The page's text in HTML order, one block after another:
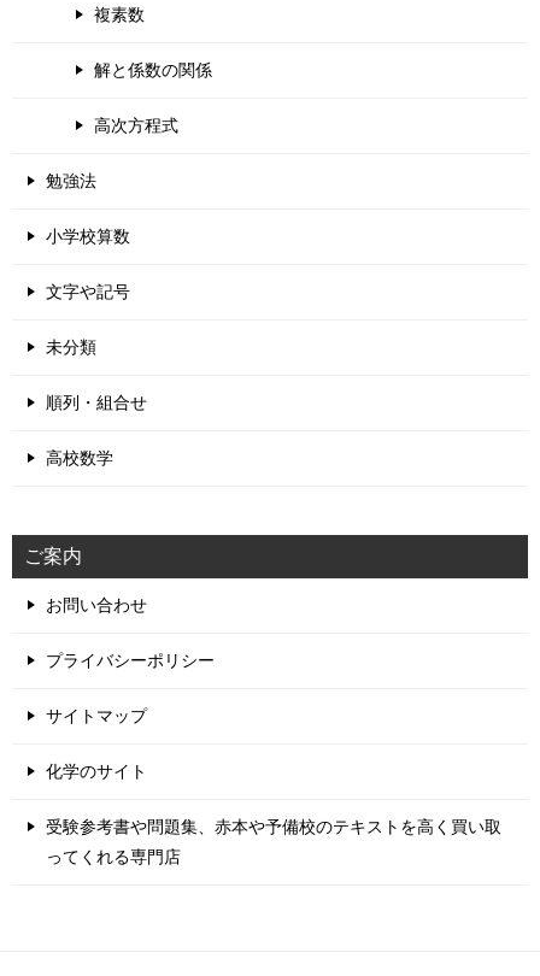
複素数
解と係数の関係
高次方程式
勉強法
小学校算数
文字や記号
未分類
順列・組合せ
高校数学
ご案内
お問い合わせ
プライバシーポリシー
サイトマップ
化学のサイト
受験参考書や問題集、赤本や予備校のテキストを高く買い取
ってくれる専門店